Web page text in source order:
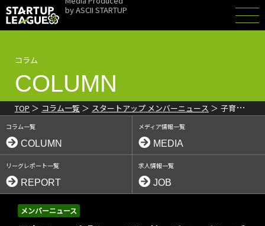
byASCII STARTUP
コラム
COLUMN
TOP コラム一覧 スタートアップ メンバーニュース
子育て
マップ『iiba』のiiba社、グローバル・ブレインのアクセラレーター
『XLIMIT』4th Batchに採択
コラム一覧
COLUMN
メディア情報一覧
MEDIA
リーグレポート一覧
REPORT
求人情報一覧
JOB
メンバーニュース